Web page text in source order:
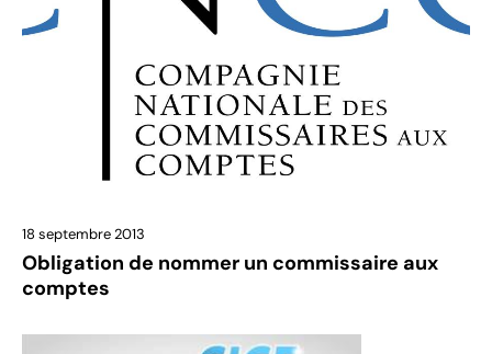
18 septembre 2013
Obligation de nommer un commissaire aux
comptes